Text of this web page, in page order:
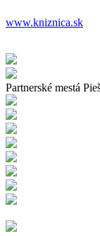
www.kniznica.sk
Partnerské mestá